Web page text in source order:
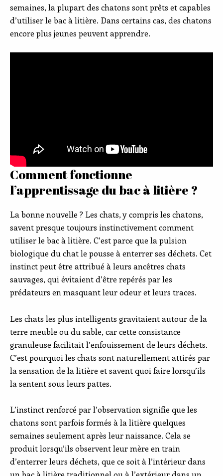
semaines, la plupart des chatons sont prêts et capables
d’utiliser le bac à litière. Dans certains cas, des chatons
encore plus jeunes peuvent apprendre.
Comment fonctionne
l’apprentissage du bac à litière ?
La bonne nouvelle ? Les chats, y compris les chatons,
savent presque toujours instinctivement comment
utiliser le bac à litière. C’est parce que la pulsion
biologique du chat le pousse à enterrer ses déchets. Cet
instinct peut être attribué à leurs ancêtres chats
sauvages, qui évitaient d’être repérés par les
prédateurs en masquant leur odeur et leurs traces.
Les chats les plus intelligents gravitaient autour de la
terre meuble ou du sable, car cette consistance
granuleuse facilitait l’enfouissement de leurs déchets.
C’est pourquoi les chats sont naturellement attirés par
la sensation de la litière et savent quoi faire lorsqu’ils
la sentent sous leurs pattes.
L’instinct renforcé par l’observation signifie que les
chatons sont parfois formés à la litière quelques
semaines seulement après leur naissance. Cela se
produit lorsqu’ils observent leur mère en train
d’enterrer leurs déchets, que ce soit à l’intérieur dans